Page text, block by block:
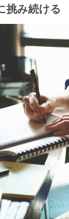
挑み続ける